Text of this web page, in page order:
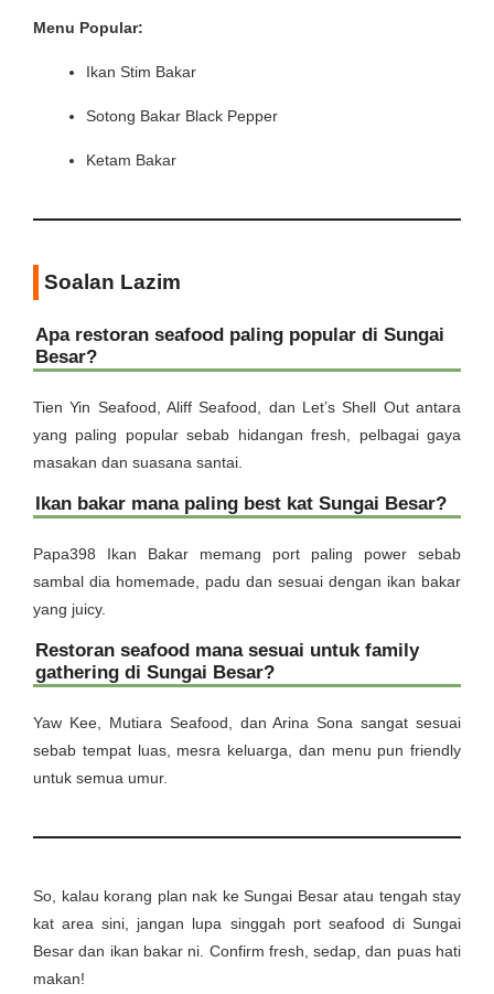
Menu Popular:
Ikan Stim Bakar
Sotong Bakar Black Pepper
Ketam Bakar
Soalan Lazim
Apa restoran seafood paling popular di Sungai
Besar?
Tien Yin Seafood, Aliff Seafood, dan Let’s Shell Out antara
yang paling popular sebab hidangan fresh, pelbagai gaya
masakan dan suasana santai.
Ikan bakar mana paling best kat Sungai Besar?
Papa398 Ikan Bakar memang port paling power sebab
sambal dia homemade, padu dan sesuai dengan ikan bakar
yang juicy.
Restoran seafood mana sesuai untuk family
gathering di Sungai Besar?
Yaw Kee, Mutiara Seafood, dan Arina Sona sangat sesuai
sebab tempat luas, mesra keluarga, dan menu pun friendly
untuk semua umur.
So, kalau korang plan nak ke Sungai Besar atau tengah stay
kat area sini, jangan lupa singgah port seafood di Sungai
Besar dan ikan bakar ni. Confirm fresh, sedap, dan puas hati
makan!